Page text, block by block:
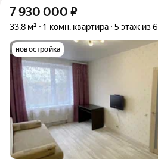
7 930 000 ₽
33,8 м² 1-комн. квартира 5 этаж из 6
новостройка